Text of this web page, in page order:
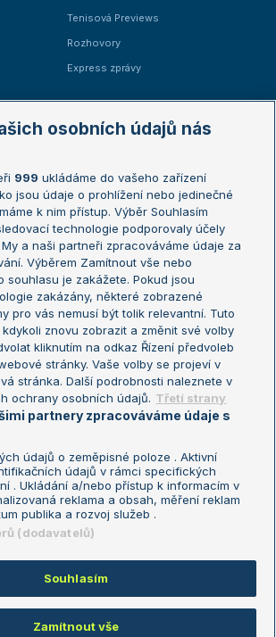
Tenisová Previews
Rozhovory
Express zprávy
Australian Open
French Open
Wimbledon
US Open
Turnaj mistrů
Turnaj mistryň
Nastavení soukromí
Reklama
Informace o zpracování osobních
údajů
TenisPortal.cz. Využíváme zpravodajství ČTK.
osobních údajů nás
999 ukládáme do vašeho zařízení
jsou údaje o prohlížení nebo jedinečné
k nim přístup. Výběr Souhlasím
technologie podporovaly účely
a naši partneři zpracováváme údaje za
Výběrem Zamítnout vše nebo
souhlasu je zakážete. Pokud jsou
zakázány, některé zobrazené
pro vás nemusí být tolik relevantní. Tuto
znovu zobrazit a změnit své volby
kliknutím na odkaz Řízení předvoleb
stránky. Vaše volby se projeví v
stránka. Další podrobnosti naleznete v
ochrany osobních údajů. Třetí strany
partnery zpracováváme údaje s
údajů o zeměpisné poloze . Aktivní
údajů v rámci specifických
. Ukládání a/nebo přístup k informacím v
reklama a obsah, měření reklam
publika a rozvoj služeb .
(dodavatelů)
Souhlasím
Zamítnout vše